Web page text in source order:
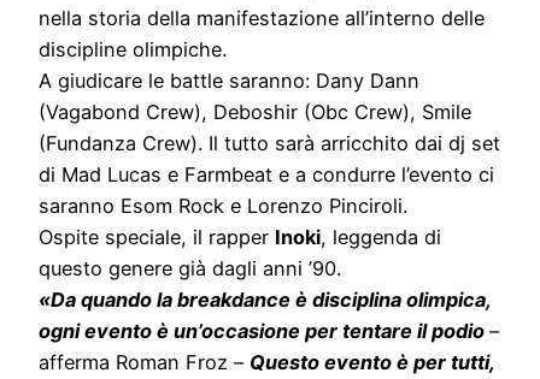
nella storia della manifestazione all’interno delle
discipline olimpiche.
A giudicare le battle saranno: Dany Dann
(Vagabond Crew), Deboshir (Obc Crew), Smile
(Fundanza Crew). Il tutto sarà arricchito dai dj set
di Mad Lucas e Farmbeat e a condurre l’evento ci
saranno Esom Rock e Lorenzo Pinciroli.
Ospite speciale, il rapper Inoki, leggenda di
questo genere già dagli anni ’90.
«Da quando la breakdance è disciplina olimpica,
ogni evento è un’occasione per tentare il podio –
afferma Roman Froz – Questo evento è per tutti,